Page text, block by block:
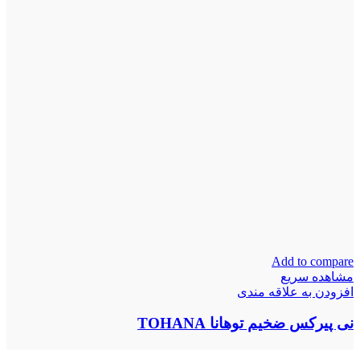
Add to compare
مشاهده سریع
افزودن به علاقه مندی
نی پیرکس ضخیم توهانا TOHANA